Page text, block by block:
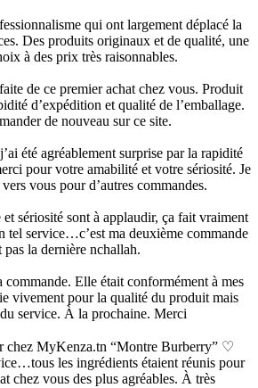
qui ont largement déplacé la
Des produits originaux et de qualité, une
à des prix très raisonnables.
de ce premier achat chez vous. Produit
d’expédition et qualité de l’emballage.
de nouveau sur ce site.
été agréablement surprise par la rapidité
pour votre amabilité et votre sériosité. Je
vous pour d’autres commandes.
sériosité sont à applaudir, ça fait vraiment
tel service…c’est ma deuxième commande
pas la dernière nchallah.
commande. Elle était conformément à mes
vivement pour la qualité du produit mais
service. À la prochaine. Merci
chez MyKenza.tn “Montre Burberry” ♡
les ingrédients étaient réunis pour
chez vous des plus agréables. À très